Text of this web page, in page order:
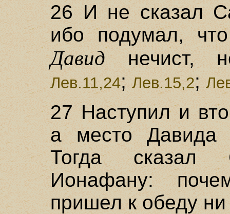
26 И не сказал
ибо подумал,
Давиднечист,
Лев.11,24;Лев.15,2;
27 Наступил и
а место Давида
Тогда сказал
Ионафану:
пришел к обеду ни